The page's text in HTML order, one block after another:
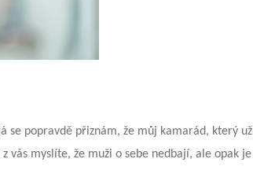
se popravdě přiznám, že můj kamarád, který už
vás myslíte, že muži o sebe nedbají, ale opak je